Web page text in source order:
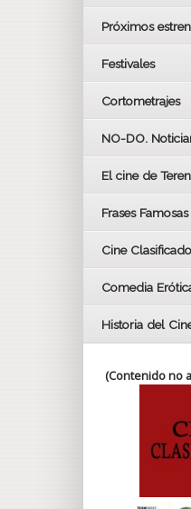
Próximos
Festivales
LOS OSCARS
BAFTA
Cortometrajes
NO-DO.
El cine de
Frases Famosas
Cine
Comedia
Historia del
(Contenido no